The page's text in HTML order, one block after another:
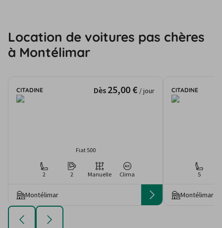
Location de voitures pas chères
à Montélimar
CITADINE Dès 25,00 € / jour
Fiat 500
2 2 Manuelle Clima
Montélimar
CITADINE
5
Montélimar